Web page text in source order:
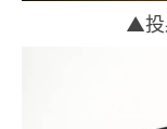
▲投